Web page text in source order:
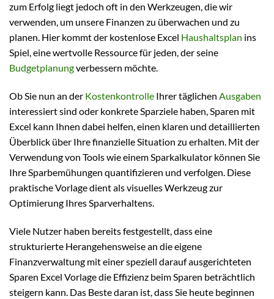
zum Erfolg liegt jedoch oft in den Werkzeugen, die wir
verwenden, um unsere Finanzen zu überwachen und zu
planen. Hier kommt der kostenlose Excel Haushaltsplan ins
Spiel, eine wertvolle Ressource für jeden, der seine
Budgetplanungverbessern möchte.
Ob Sie nun an der Kostenkontrolle Ihrer täglichen Ausgaben
interessiert sind oder konkrete Sparziele haben, Sparen mit
Excel kann Ihnen dabei helfen, einen klaren und detaillierten
Überblick über Ihre finanzielle Situation zu erhalten. Mit der
Verwendung von Tools wie einem Sparkalkulator können Sie
Ihre Sparbemühungen quantifizieren und verfolgen. Diese
praktische Vorlage dient als visuelles Werkzeug zur
Optimierung Ihres Sparverhaltens.
Viele Nutzer haben bereits festgestellt, dass eine
strukturierte Herangehensweise an die eigene
Finanzverwaltung mit einer speziell darauf ausgerichteten
Sparen Excel Vorlage die Effizienz beim Sparen beträchtlich
steigern kann. Das Beste daran ist, dass Sie heute beginnen